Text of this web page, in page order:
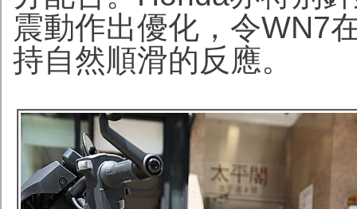
震動作出優化，令WN7
持自然順滑的反應。